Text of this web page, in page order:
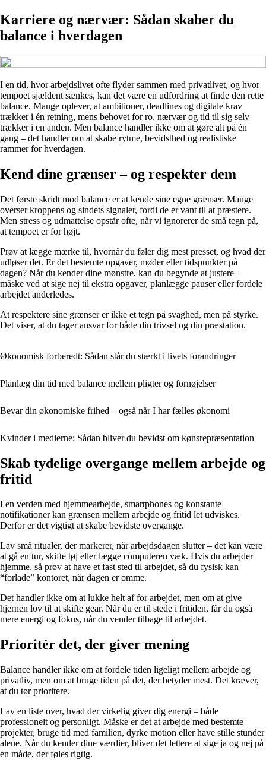
Karriere og nærvær: Sådan skaber du
balance i hverdagen
I en tid, hvor arbejdslivet ofte flyder sammen med privatlivet, og hvor
tempoet sjældent sænkes, kan det være en udfordring at finde den rette
balance. Mange oplever, at ambitioner, deadlines og digitale krav
trækker i én retning, mens behovet for ro, nærvær og tid til sig selv
trækker i en anden. Men balance handler ikke om at gøre alt på én
gang – det handler om at skabe rytme, bevidsthed og realistiske
rammer for hverdagen.
Kend dine grænser – og respekter dem
Det første skridt mod balance er at kende sine egne grænser. Mange
overser kroppens og sindets signaler, fordi de er vant til at præstere.
Men stress og udmattelse opstår ofte, når vi ignorerer de små tegn på,
at tempoet er for højt.
Prøv at lægge mærke til, hvornår du føler dig mest presset, og hvad der
udløser det. Er det bestemte opgaver, møder eller tidspunkter på
dagen? Når du kender dine mønstre, kan du begynde at justere –
måske ved at sige nej til ekstra opgaver, planlægge pauser eller fordele
arbejdet anderledes.
At respektere sine grænser er ikke et tegn på svaghed, men på styrke.
Det viser, at du tager ansvar for både din trivsel og din præstation.
Økonomisk forberedt: Sådan står du stærkt i livets forandringer
Planlæg din tid med balance mellem pligter og fornøjelser
Bevar din økonomiske frihed – også når I har fælles økonomi
Kvinder i medierne: Sådan bliver du bevidst om kønsrepræsentation
Skab tydelige overgange mellem arbejde og
fritid
I en verden med hjemmearbejde, smartphones og konstante
notifikationer kan grænsen mellem arbejde og fritid let udviskes.
Derfor er det vigtigt at skabe bevidste overgange.
Lav små ritualer, der markerer, når arbejdsdagen slutter – det kan være
at gå en tur, skifte tøj eller lægge computeren væk. Hvis du arbejder
hjemme, så prøv at have et fast sted til arbejdet, så du fysisk kan
“forlade” kontoret, når dagen er omme.
Det handler ikke om at lukke helt af for arbejdet, men om at give
hjernen lov til at skifte gear. Når du er til stede i fritiden, får du også
mere energi og fokus, når du vender tilbage til arbejdet.
Prioritér det, der giver mening
Balance handler ikke om at fordele tiden ligeligt mellem arbejde og
privatliv, men om at bruge tiden på det, der betyder mest. Det kræver,
at du tør prioritere.
Lav en liste over, hvad der virkelig giver dig energi – både
professionelt og personligt. Måske er det at arbejde med bestemte
projekter, bruge tid med familien, dyrke motion eller have stille stunder
alene. Når du kender dine værdier, bliver det lettere at sige ja og nej på
en måde, der føles rigtig.